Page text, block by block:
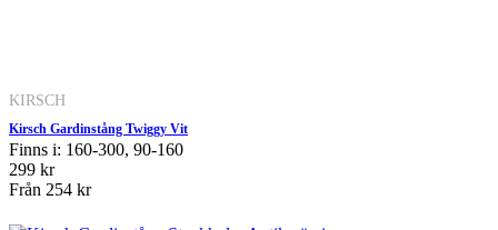
KIRSCH
Kirsch Gardinstång Twiggy Vit
Finns i: 160-300, 90-160
299 kr
Från 254 kr